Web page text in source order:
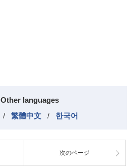
Other languages
/ 繁體中文 / 한국어
次のページ